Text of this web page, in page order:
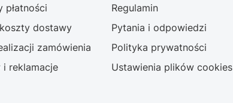
płatności
dostawy
zamówienia
i reklamacje
Regulamin
Pytania i odpowiedzi
Polityka prywatności
Ustawienia plików cookies